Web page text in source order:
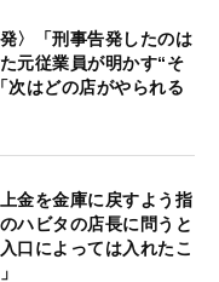
〉「刑事告発したのは
元従業員が明かす“そ
次はどの店がやられる
金を金庫に戻すよう指
ハビタの店長に問うと
口によっては入れたこ